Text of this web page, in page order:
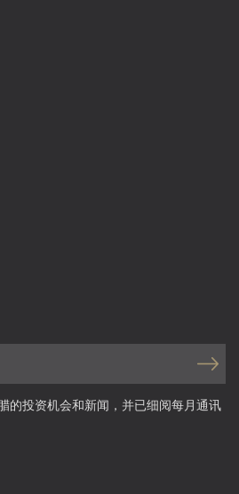
的投资机会和新闻，并已细阅每月通讯